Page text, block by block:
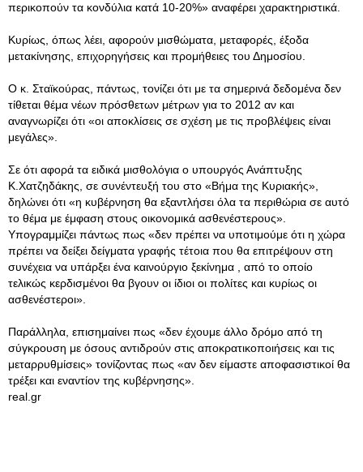
περικοπούν τα κονδύλια κατά 10-20%» αναφέρει χαρακτηριστικά.
Κυρίως, όπως λέει, αφορούν μισθώματα, μεταφορές, έξοδα
μετακίνησης, επιχορηγήσεις και προμήθειες του Δημοσίου.
Ο κ. Σταϊκούρας, πάντως, τονίζει ότι με τα σημερινά δεδομένα δεν
τίθεται θέμα νέων πρόσθετων μέτρων για το 2012 αν και
αναγνωρίζει ότι «οι αποκλίσεις σε σχέση με τις προβλέψεις είναι
μεγάλες».
Σε ότι αφορά τα ειδικά μισθολόγια ο υπουργός Ανάπτυξης
Κ.Χατζηδάκης, σε συνέντευξή του στο «Βήμα της Κυριακής»,
δηλώνει ότι «η κυβέρνηση θα εξαντλήσει όλα τα περιθώρια σε αυτό
το θέμα με έμφαση στους οικονομικά ασθενέστερους».
Υπογραμμίζει πάντως πως «δεν πρέπει να υποτιμούμε ότι η χώρα
πρέπει να δείξει δείγματα γραφής τέτοια που θα επιτρέψουν στη
συνέχεια να υπάρξει ένα καινούργιο ξεκίνημα , από το οποίο
τελικώς κερδισμένοι θα βγουν οι ίδιοι οι πολίτες και κυρίως οι
ασθενέστεροι».
Παράλληλα, επισημαίνει πως «δεν έχουμε άλλο δρόμο από τη
σύγκρουση με όσους αντιδρούν στις αποκρατικοποιήσεις και τις
μεταρρυθμίσεις» τονίζοντας πως «αν δεν είμαστε αποφασιστικοί θα
τρέξει και εναντίον της κυβέρνησης».
real.gr